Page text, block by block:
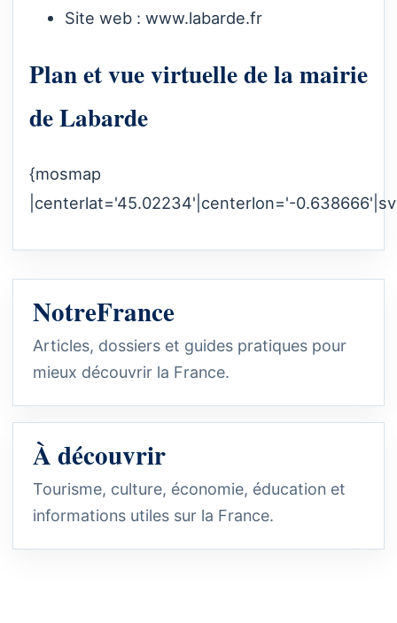
Site web : www.labarde.fr
Plan et vue virtuelle de la mairie
de Labarde
{mosmap
|centerlat='45.02234'|centerlon='-
NotreFrance
Articles, dossiers et guides pratiques pour
mieux découvrir la France.
À découvrir
Tourisme, culture, économie, éducation et
informations utiles sur la France.